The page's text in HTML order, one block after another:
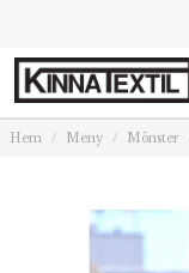
Hem Meny Mönster